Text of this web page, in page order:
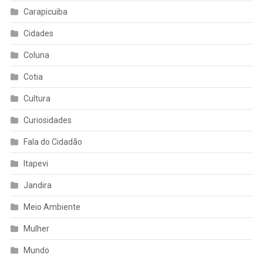
Carapicuiba
Cidades
Coluna
Cotia
Cultura
Curiosidades
Fala do Cidadão
Itapevi
Jandira
Meio Ambiente
Mulher
Mundo